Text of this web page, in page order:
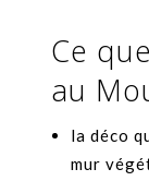
Ce
au
la déco
mur